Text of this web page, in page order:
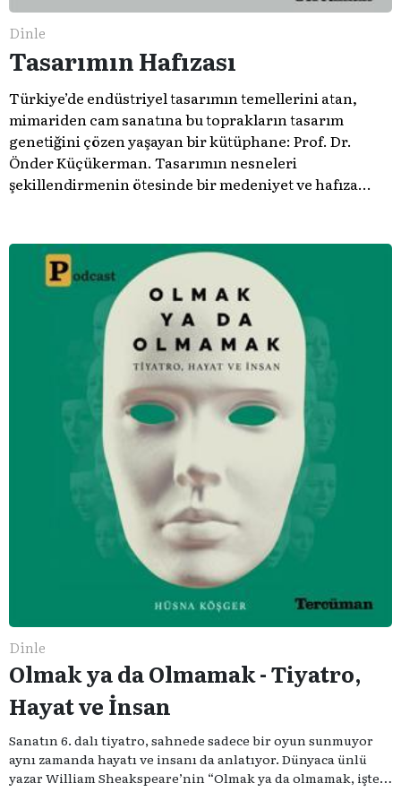
Dinle
Tasarımın Hafızası
Türkiye’de endüstriyel tasarımın temellerini atan,
mimariden cam sanatına bu toprakların tasarım
genetiğini çözen yaşayan bir kütüphane: Prof. Dr.
Önder Küçükerman. ​Tasarımın nesneleri
şekillendirmenin ötesinde bir medeniyet ve hafıza
Dinle
Olmak ya da Olmamak - Tiyatro,
Hayat ve İnsan
Sanatın 6. dalı tiyatro, sahnede sadece bir oyun sunmuyor
aynı zamanda hayatı ve insanı da anlatıyor. Dünyaca ünlü
yazar William Sheakspeare’nin “Olmak ya da olmamak, işte